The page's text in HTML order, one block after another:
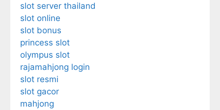
slot server thailand
slot online
slot bonus
princess slot
olympus slot
rajamahjong login
slot resmi
slot gacor
mahjong